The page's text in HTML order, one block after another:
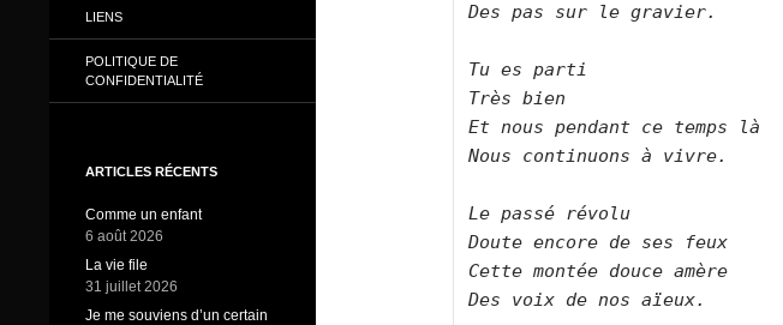
Des pas sur le gravier.
Tu es parti
Très bien
Et nous pendant ce temps là
Nous continuons à vivre.
Le passé révolu
Doute encore de ses feux
Cette montée douce amère
Des voix de nos aïeux.
LIENS
POLITIQUE DE
CONFIDENTIALITÉ
ARTICLES RÉCENTS
Comme un enfant
6 août 2026
La vie file
31 juillet 2026
Je me souviens d’un certain